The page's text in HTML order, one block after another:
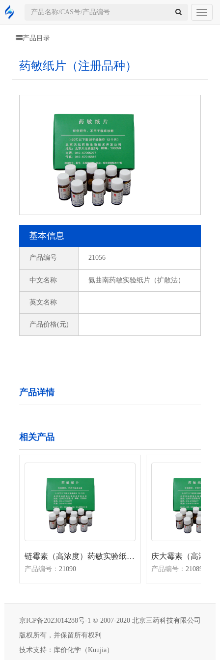
Toggle
产品目录
药敏纸片（注册品种）
基本信息
产品编号 21056
中文名称 氨曲南药敏实验纸片（扩散法）
英文名称
产品价格(元)
产品详情
相关产品
链霉素（高浓度）药敏实验纸片（扩散法）
产品编号： 21090 产品编号： 21089
京ICP备2023014288号-1 © 2007-2020 北京三药科技有限公司
版权所有，并保留所有权利
技术支持： 库价化学（Kuujia）